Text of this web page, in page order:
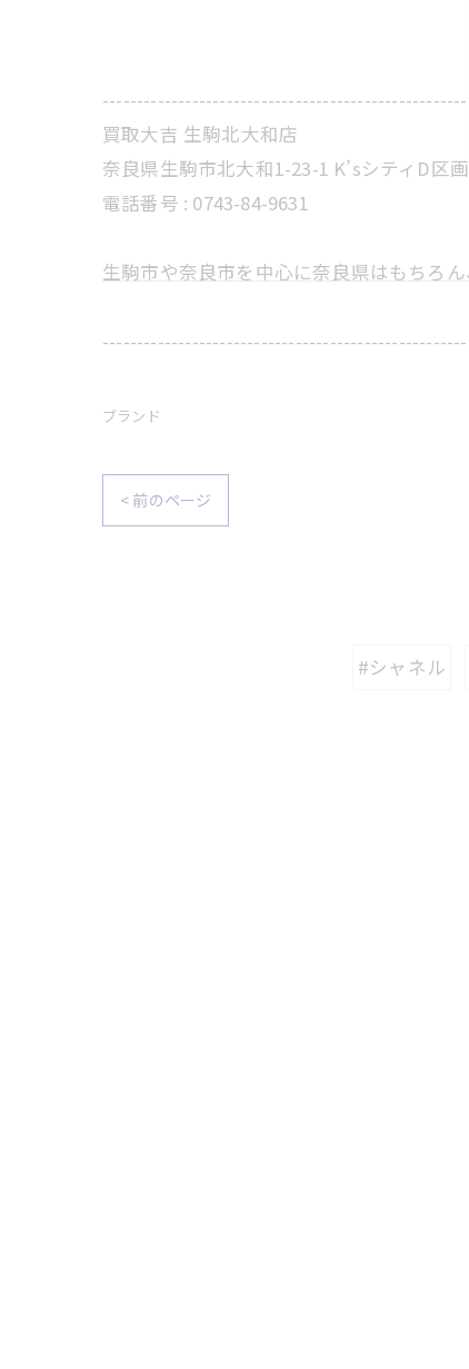
買取大吉 生駒北大和店
奈良県生駒市北大和1-23-1 K’sシティD区画
電話番号 : 0743-84-9631
生駒市や奈良市を中心に奈良県はもちろ
ブランド
< 前のページ
#シャネル